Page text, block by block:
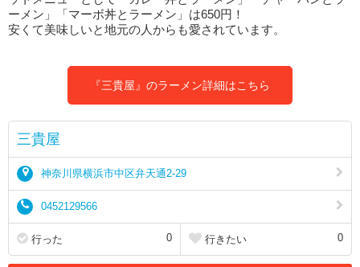
ーメン」「マーボ丼とラーメン」は650円！
安くて美味しいと地元の人からも愛されています。
『三貴屋』のラーメン詳細はこちら
三貴屋
神奈川県横浜市中区弁天通2-29
0452129566
行った 0 行きたい 0